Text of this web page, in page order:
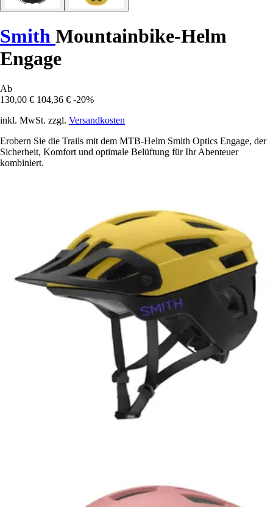
Smith Mountainbike-Helm
Engage
Ab
130,00 € 104,36 € -20%
inkl. MwSt. zzgl. Versandkosten
Erobern Sie die Trails mit dem MTB-Helm Smith Optics Engage, der
Sicherheit, Komfort und optimale Belüftung für Ihr Abenteuer
kombiniert.